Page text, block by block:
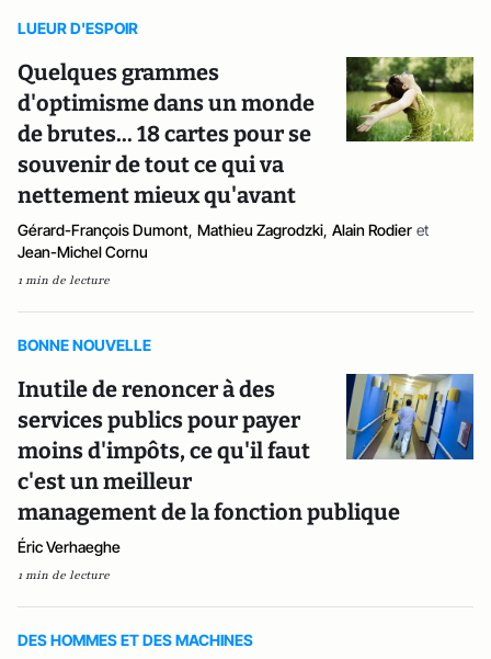
LUEUR D'ESPOIR
Quelques grammes
d'optimisme dans un monde
de brutes... 18 cartes pour se
souvenir de tout ce qui va
nettement mieux qu'avant
Gérard-François Dumont, Mathieu Zagrodzki, Alain Rodier et
Jean-Michel Cornu
1 min de lecture
BONNE NOUVELLE
Inutile de renoncer à des
services publics pour payer
moins d'impôts, ce qu'il faut
c'est un meilleur
management de la fonction publique
Éric Verhaeghe
1 min de lecture
DES HOMMES ET DES MACHINES